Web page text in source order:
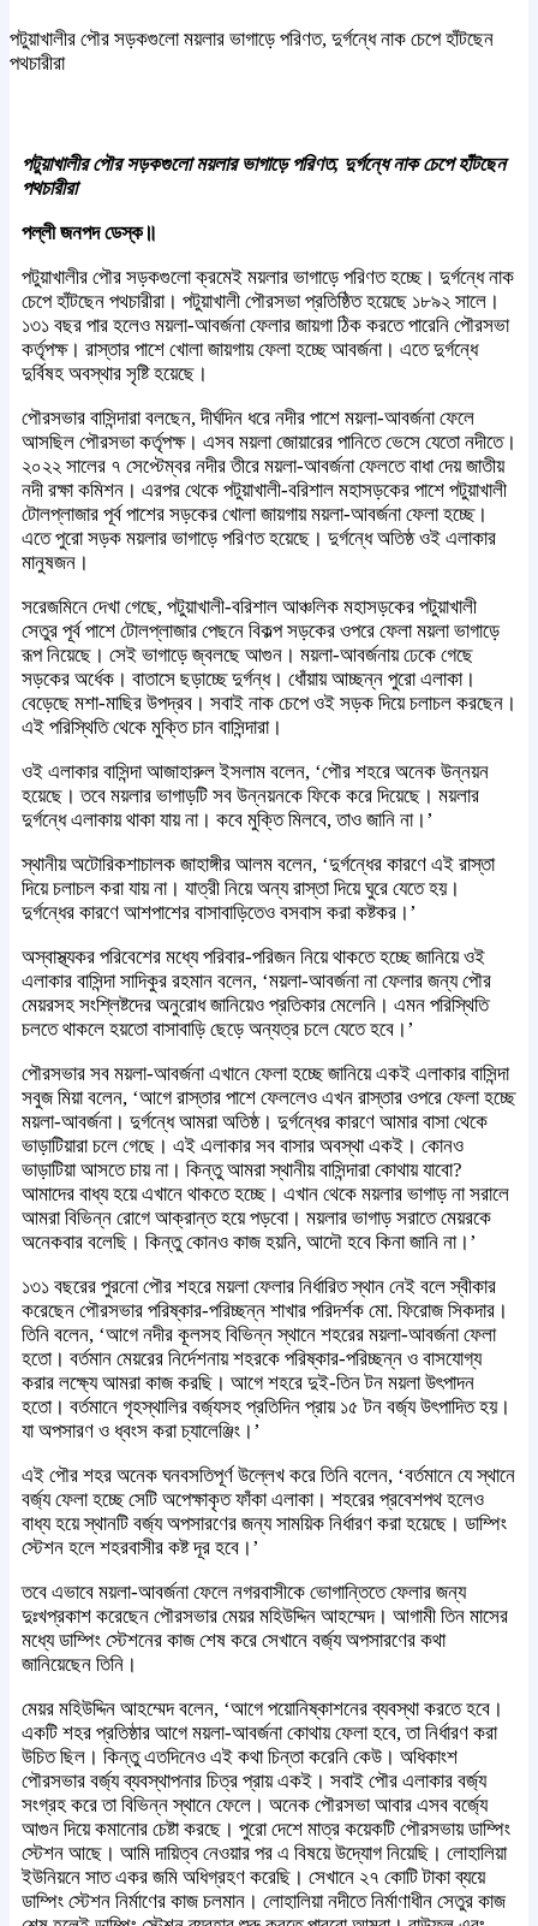
পটুয়াখালীর পৌর সড়কগুলো ময়লার ভাগাড়ে পরিণত, দুর্গন্ধে নাক চেপে হাঁটছেন
পথচারীরা
পটুয়াখালীর পৌর সড়কগুলো ময়লার ভাগাড়ে পরিণত, দুর্গন্ধে নাক চেপে হাঁটছেন
পথচারীরা
পল্লী জনপদ ডেস্ক॥
পটুয়াখালীর পৌর সড়কগুলো ক্রমেই ময়লার ভাগাড়ে পরিণত হচ্ছে। দুর্গন্ধে নাক
চেপে হাঁটছেন পথচারীরা। পটুয়াখালী পৌরসভা প্রতিষ্ঠিত হয়েছে ১৮৯২ সালে।
১৩১ বছর পার হলেও ময়লা-আবর্জনা ফেলার জায়গা ঠিক করতে পারেনি পৌরসভা
কর্তৃপক্ষ। রাস্তার পাশে খোলা জায়গায় ফেলা হচ্ছে আবর্জনা। এতে দুর্গন্ধে
দুর্বিষহ অবস্থার সৃষ্টি হয়েছে।
পৌরসভার বাসিন্দারা বলছেন, দীর্ঘদিন ধরে নদীর পাশে ময়লা-আবর্জনা ফেলে
আসছিল পৌরসভা কর্তৃপক্ষ। এসব ময়লা জোয়ারের পানিতে ভেসে যেতো নদীতে।
২০২২ সালের ৭ সেপ্টেম্বর নদীর তীরে ময়লা-আবর্জনা ফেলতে বাধা দেয় জাতীয়
নদী রক্ষা কমিশন। এরপর থেকে পটুয়াখালী-বরিশাল মহাসড়কের পাশে পটুয়াখালী
টোলপ্লাজার পূর্ব পাশের সড়কের খোলা জায়গায় ময়লা-আবর্জনা ফেলা হচ্ছে।
এতে পুরো সড়ক ময়লার ভাগাড়ে পরিণত হয়েছে। দুর্গন্ধে অতিষ্ঠ ওই এলাকার
মানুষজন।
সরেজমিনে দেখা গেছে, পটুয়াখালী-বরিশাল আঞ্চলিক মহাসড়কের পটুয়াখালী
সেতুর পূর্ব পাশে টোলপ্লাজার পেছনে বিকল্প সড়কের ওপরে ফেলা ময়লা ভাগাড়ে
রূপ নিয়েছে। সেই ভাগাড়ে জ্বলছে আগুন। ময়লা-আবর্জনায় ঢেকে গেছে
সড়কের অর্ধেক। বাতাসে ছড়াচ্ছে দুর্গন্ধ। ধোঁয়ায় আচ্ছন্ন পুরো এলাকা।
বেড়েছে মশা-মাছির উপদ্রব। সবাই নাক চেপে ওই সড়ক দিয়ে চলাচল করছেন।
এই পরিস্থিতি থেকে মুক্তি চান বাসিন্দারা।
ওই এলাকার বাসিন্দা আজাহারুল ইসলাম বলেন, ‘পৌর শহরে অনেক উন্নয়ন
হয়েছে। তবে ময়লার ভাগাড়টি সব উন্নয়নকে ফিকে করে দিয়েছে। ময়লার
দুর্গন্ধে এলাকায় থাকা যায় না। কবে মুক্তি মিলবে, তাও জানি না।’
স্থানীয় অটোরিকশাচালক জাহাঙ্গীর আলম বলেন, ‘দুর্গন্ধের কারণে এই রাস্তা
দিয়ে চলাচল করা যায় না। যাত্রী নিয়ে অন্য রাস্তা দিয়ে ঘুরে যেতে হয়।
দুর্গন্ধের কারণে আশপাশের বাসাবাড়িতেও বসবাস করা কষ্টকর।’
অস্বাস্থ্যকর পরিবেশের মধ্যে পরিবার-পরিজন নিয়ে থাকতে হচ্ছে জানিয়ে ওই
এলাকার বাসিন্দা সাদিকুর রহমান বলেন, ‘ময়লা-আবর্জনা না ফেলার জন্য পৌর
মেয়রসহ সংশ্লিষ্টদের অনুরোধ জানিয়েও প্রতিকার মেলেনি। এমন পরিস্থিতি
চলতে থাকলে হয়তো বাসাবাড়ি ছেড়ে অন্যত্র চলে যেতে হবে।’
পৌরসভার সব ময়লা-আবর্জনা এখানে ফেলা হচ্ছে জানিয়ে একই এলাকার বাসিন্দা
সবুজ মিয়া বলেন, ‘আগে রাস্তার পাশে ফেললেও এখন রাস্তার ওপরে ফেলা হচ্ছে
ময়লা-আবর্জনা। দুর্গন্ধে আমরা অতিষ্ঠ। দুর্গন্ধের কারণে আমার বাসা থেকে
ভাড়াটিয়ারা চলে গেছে। এই এলাকার সব বাসার অবস্থা একই। কোনও
ভাড়াটিয়া আসতে চায় না। কিন্তু আমরা স্থানীয় বাসিন্দারা কোথায় যাবো?
আমাদের বাধ্য হয়ে এখানে থাকতে হচ্ছে। এখান থেকে ময়লার ভাগাড় না সরালে
আমরা বিভিন্ন রোগে আক্রান্ত হয়ে পড়বো। ময়লার ভাগাড় সরাতে মেয়রকে
অনেকবার বলেছি। কিন্তু কোনও কাজ হয়নি, আদৌ হবে কিনা জানি না।’
১৩১ বছরের পুরনো পৌর শহরে ময়লা ফেলার নির্ধারিত স্থান নেই বলে স্বীকার
করেছেন পৌরসভার পরিষ্কার-পরিচ্ছন্ন শাখার পরিদর্শক মো. ফিরোজ সিকদার।
তিনি বলেন, ‘আগে নদীর কূলসহ বিভিন্ন স্থানে শহরের ময়লা-আবর্জনা ফেলা
হতো। বর্তমান মেয়রের নির্দেশনায় শহরকে পরিষ্কার-পরিচ্ছন্ন ও বাসযোগ্য
করার লক্ষ্যে আমরা কাজ করছি। আগে শহরে দুই-তিন টন ময়লা উৎপাদন
হতো। বর্তমানে গৃহস্থালির বর্জ্যসহ প্রতিদিন প্রায় ১৫ টন বর্জ্য উৎপাদিত হয়।
যা অপসারণ ও ধ্বংস করা চ্যালেঞ্জিং।’
এই পৌর শহর অনেক ঘনবসতিপূর্ণ উল্লেখ করে তিনি বলেন, ‘বর্তমানে যে স্থানে
বর্জ্য ফেলা হচ্ছে সেটি অপেক্ষাকৃত ফাঁকা এলাকা। শহরের প্রবেশপথ হলেও
বাধ্য হয়ে স্থানটি বর্জ্য অপসারণের জন্য সাময়িক নির্ধারণ করা হয়েছে। ডাম্পিং
স্টেশন হলে শহরবাসীর কষ্ট দূর হবে।’
তবে এভাবে ময়লা-আবর্জনা ফেলে নগরবাসীকে ভোগান্তিতে ফেলার জন্য
দুঃখপ্রকাশ করেছেন পৌরসভার মেয়র মহিউদ্দিন আহম্মেদ। আগামী তিন মাসের
মধ্যে ডাম্পিং স্টেশনের কাজ শেষ করে সেখানে বর্জ্য অপসারণের কথা
জানিয়েছেন তিনি।
মেয়র মহিউদ্দিন আহম্মেদ বলেন, ‘আগে পয়োনিষ্কাশনের ব্যবস্থা করতে হবে।
একটি শহর প্রতিষ্ঠার আগে ময়লা-আবর্জনা কোথায় ফেলা হবে, তা নির্ধারণ করা
উচিত ছিল। কিন্তু এতদিনেও এই কথা চিন্তা করেনি কেউ। অধিকাংশ
পৌরসভার বর্জ্য ব্যবস্থাপনার চিত্র প্রায় একই। সবাই পৌর এলাকার বর্জ্য
সংগ্রহ করে তা বিভিন্ন স্থানে ফেলে। অনেক পৌরসভা আবার এসব বর্জ্যে
আগুন দিয়ে কমানোর চেষ্টা করছে। পুরো দেশে মাত্র কয়েকটি পৌরসভায় ডাম্পিং
স্টেশন আছে। আমি দায়িত্ব নেওয়ার পর এ বিষয়ে উদ্যোগ নিয়েছি। লোহালিয়া
ইউনিয়নে সাত একর জমি অধিগ্রহণ করেছি। সেখানে ২৭ কোটি টাকা ব্যয়ে
ডাম্পিং স্টেশন নির্মাণের কাজ চলমান। লোহালিয়া নদীতে নির্মাণাধীন সেতুর কাজ